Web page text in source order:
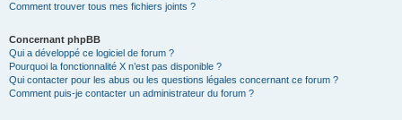
Comment trouver tous mes fichiers joints ?
Concernant phpBB
Qui a développé ce logiciel de forum ?
Pourquoi la fonctionnalité X n’est pas disponible ?
Qui contacter pour les abus ou les questions légales concernant ce forum ?
Comment puis-je contacter un administrateur du forum ?